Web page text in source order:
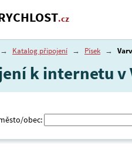
.cz
→ Katalog připojení → Písek →
k internetu v
obec: